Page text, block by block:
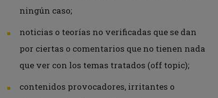
ningún caso;
noticias o teorías no verificadas que se dan
por ciertas o comentarios que no tienen nada
que ver con los temas tratados (off topic);
contenidos provocadores, irritantes o